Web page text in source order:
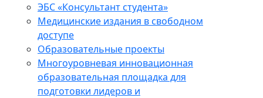
ЭБС «Консультант студента»
Медицинские издания в свободном
доступе
Образовательные проекты
Многоуровневая инновационная
образовательная площадка для
подготовки лидеров и